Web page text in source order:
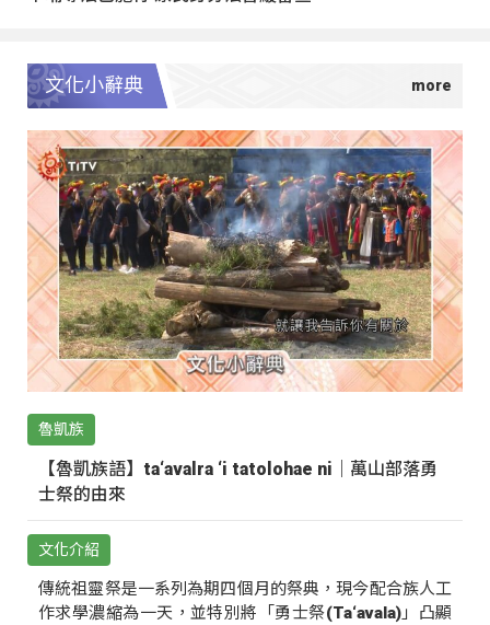
文化小辭典
魯凱族
【魯凱族語】ta‘avalra ‘i tatolohae ni｜萬山部落勇
士祭的由來
文化介紹
傳統祖靈祭是一系列為期四個月的祭典，現今配合族人工
作求學濃縮為一天，並特別將「勇士祭(Ta‘avala)」凸顯